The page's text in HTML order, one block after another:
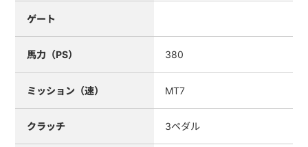
ゲート
馬力（PS） 380
ミッション（速） MT7
クラッチ 3ペダル